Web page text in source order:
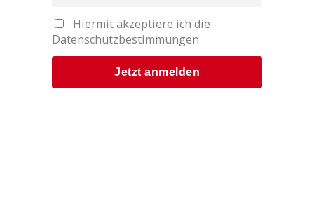
Hiermit akzeptiere ich die
Datenschutzbestimmungen